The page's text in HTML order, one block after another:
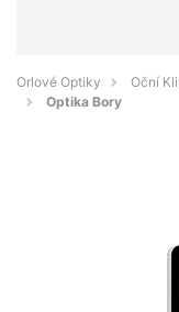
Orlové Optiky
Oční
Optika Bory